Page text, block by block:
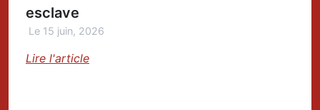
esclave
Le 15 juin, 2026
Lire l'article